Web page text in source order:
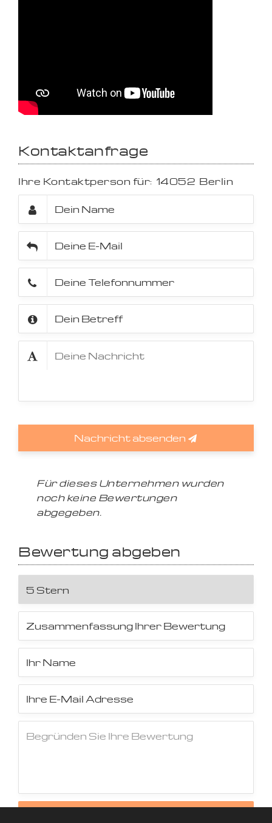
Kontaktanfrage
Ihre Kontaktperson für: 14052 Berlin
Nachricht absenden
Für dieses Unternehmen wurden
noch keine Bewertungen
abgegeben.
Bewertung abgeben